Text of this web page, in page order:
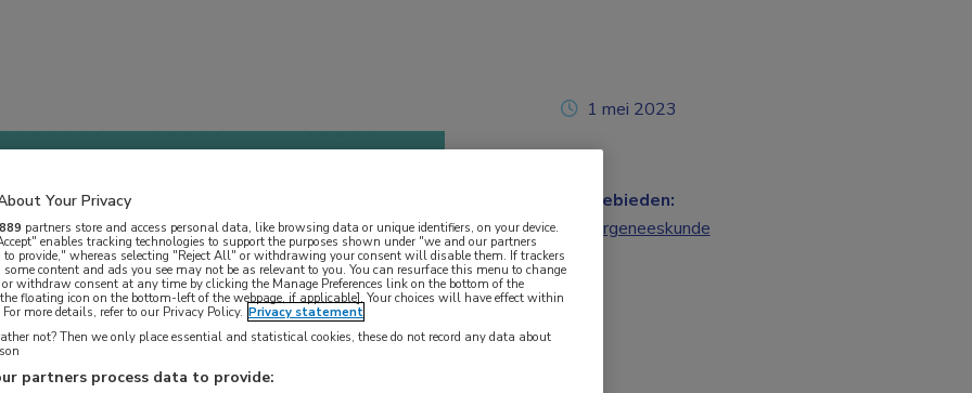
1 mei 2023
Vakgebieden:
Kindergeneeskunde
Your Privacy
889 partners store and access personal data, like browsing data or unique identifiers, on your device.
enables tracking technologies to support the purposes shown under "we and our partners
to provide," whereas selecting "Reject All" or withdrawing your consent will disable them. If trackers
some content and ads you see may not be as relevant to you. You can resurface this menu to change
or withdraw consent at any time by clicking the Manage Preferences link on the bottom of the
floating icon on the bottom-left of the webpage, if applicable]. Your choices will have effect within
more details, refer to our Privacy Policy. Privacy statement
not? Then we only place essential and statistical cookies, these do not record any data about
partners process data to provide: